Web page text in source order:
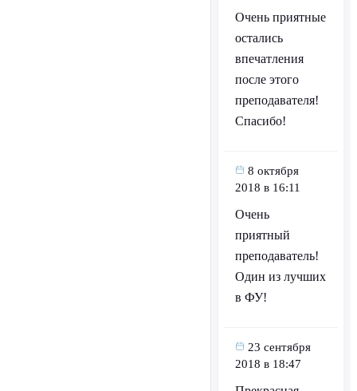
Очень приятные
остались
впечатления
после этого
преподавателя!
Спасибо!
8 октября
2018 в 16:11
Очень
приятный
преподаватель!
Один из лучших
в ФУ!
23 сентября
2018 в 18:47